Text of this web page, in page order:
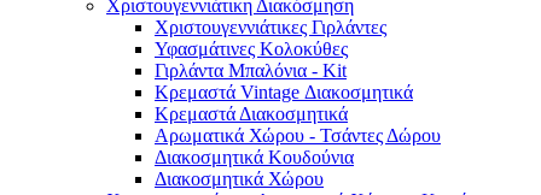
Χριστουγεννιάτικη Διακόσμηση
Χριστουγεννιάτικες Γιρλάντες
Υφασμάτινες Κολοκύθες
Γιρλάντα Μπαλόνια - Kit
Κρεμαστά Vintage Διακοσμητικά
Κρεμαστά Διακοσμητικά
Αρωματικά Χώρου - Τσάντες Δώρου
Διακοσμητικά Κουδούνια
Διακοσμητικά Χώρου